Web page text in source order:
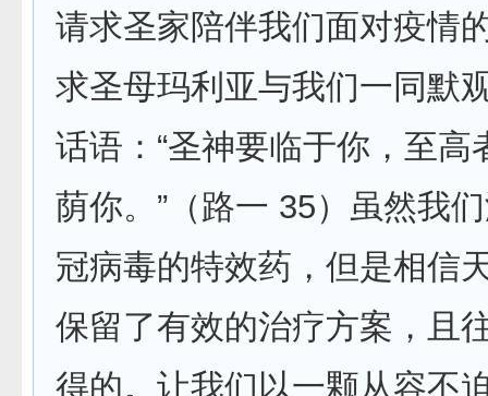
请求圣家陪伴我们面对疫情
求圣母玛利亚与我们一同默
话语：“圣神要临于你，至高
荫你。”（路一 35）虽然我
冠病毒的特效药，但是相信
保留了有效的治疗方案，且
得的。让我们以一颗从容不